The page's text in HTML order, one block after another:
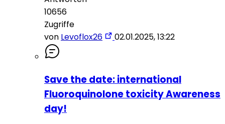
10656
Zugriffe
von Levoflox26 02.01.2025, 13:22
Save the date: international
Fluoroquinolone toxicity Awareness
day!